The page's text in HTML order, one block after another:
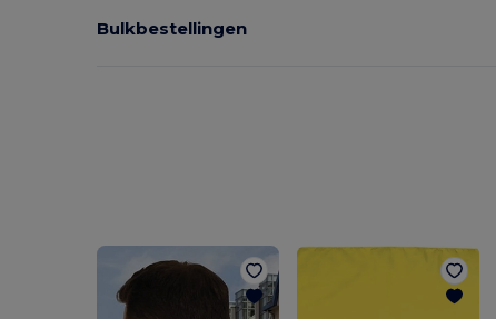
Bulkbestellingen